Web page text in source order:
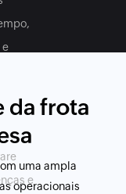
e
e
da frota
uma ampla
operacionais